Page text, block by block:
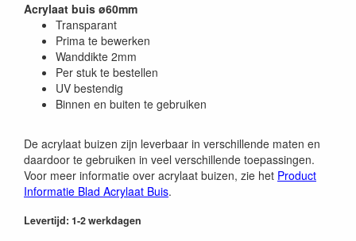
Acrylaat buis ø60mm
Transparant
Prima te bewerken
Wanddikte 2mm
Per stuk te bestellen
UV bestendig
Binnen en buiten te gebruiken
De acrylaat buizen zijn leverbaar in verschillende maten en
daardoor te gebruiken in veel verschillende toepassingen.
Voor meer informatie over acrylaat buizen, zie het Product
Informatie Blad Acrylaat Buis.
Levertijd: 1-2 werkdagen